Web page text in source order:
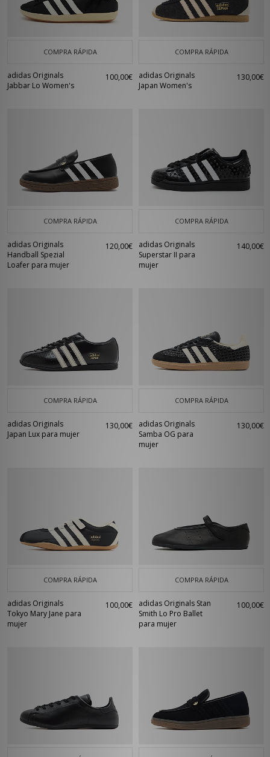
COMPRA RÁPIDA
adidas Originals
Jabbar Lo Women's
100,00€
COMPRA RÁPIDA
adidas Originals
Japan Women's
130,00€
COMPRA RÁPIDA
adidas Originals
Handball Spezial
Loafer para mujer
120,00€
COMPRA RÁPIDA
adidas Originals
Superstar II para
mujer
140,00€
COMPRA RÁPIDA
adidas Originals
Japan Lux para mujer
130,00€
COMPRA RÁPIDA
adidas Originals
Samba OG para
mujer
130,00€
COMPRA RÁPIDA
adidas Originals
Tokyo Mary Jane para
mujer
100,00€
COMPRA RÁPIDA
adidas Originals Stan
Smith Lo Pro Ballet
para mujer
100,00€